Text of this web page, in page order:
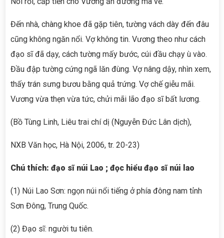
Đến nhà, chàng khoe đã gặp tiên, tường vách dày đến đâu
cũng không ngăn nổi. Vợ không tin. Vương theo như cách
đạo sĩ đã dạy, cách tường mấy bước, cúi đầu chạy ù vào.
Đầu đập tường cứng ngã lăn đùng. Vợ nâng dậy, nhìn xem,
thấy trán sưng bươu bằng quả trứng. Vợ chế giễu mãi.
Vương vừa thẹn vừa tức, chửi mãi lão đạo sĩ bất lương.
(Bồ Tùng Linh, Liêu trai chí dị (Nguyễn Đức Lân dịch),
NXB Văn học, Hà Nội, 2006, tr. 20-23)
Chú thích: đạo sĩ núi Lao ; đọc hiểu đạo sĩ núi lao
(1) Núi Lao Sơn: ngọn núi nổi tiếng ở phía đông nam tỉnh
Sơn Đông, Trung Quốc.
(2) Đạo sĩ: người tu tiên.